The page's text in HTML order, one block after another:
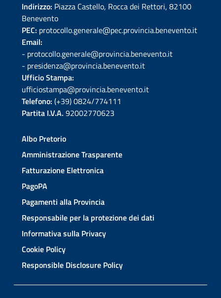
Indirizzo: Piazza Castello, Rocca dei Rettori, 82100
Benevento
PEC: protocollo.generale@pec.provincia.benevento.it
Email:
- protocollo.generale@provincia.benevento.it
- presidenza@provincia.benevento.it
Ufficio Stampa:
ufficiostampa@provincia.benevento.it
Telefono: (+39) 0824/774111
Partita I.V.A. 92002770623
Albo Pretorio
Amministrazione Trasparente
Fatturazione Elettronica
PagoPA
Pagamenti alla Provincia
Responsabile per la protezione dei dati
Informativa sulla Privacy
Cookie Policy
Responsible Disclosure Policy